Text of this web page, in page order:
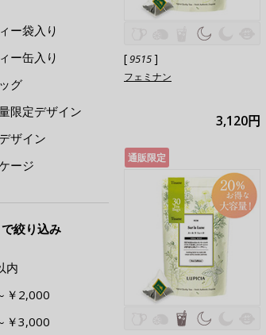
[9515]
フェミナン
3,120円
通販限定
ー袋入り
ー缶入り
グ
限定デザイン
ザイン
ージ
絞り込み
内
￥2,000
￥3,000